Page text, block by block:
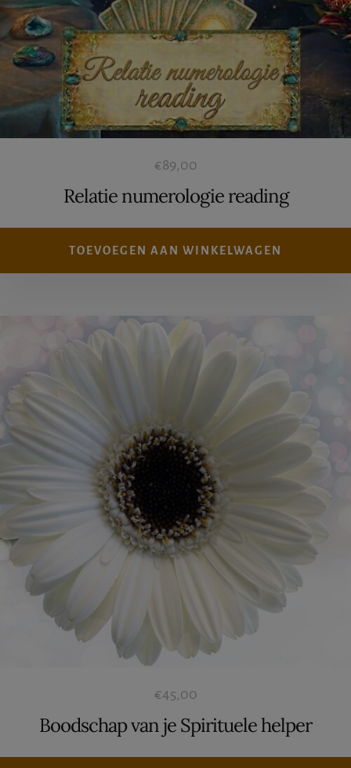
€89,00
Relatie numerologie reading
TOEVOEGEN AAN WINKELWAGEN
€45,00
Boodschap van je Spirituele helper